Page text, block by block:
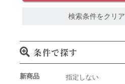
検索条件をクリア
条件で探す
新商品